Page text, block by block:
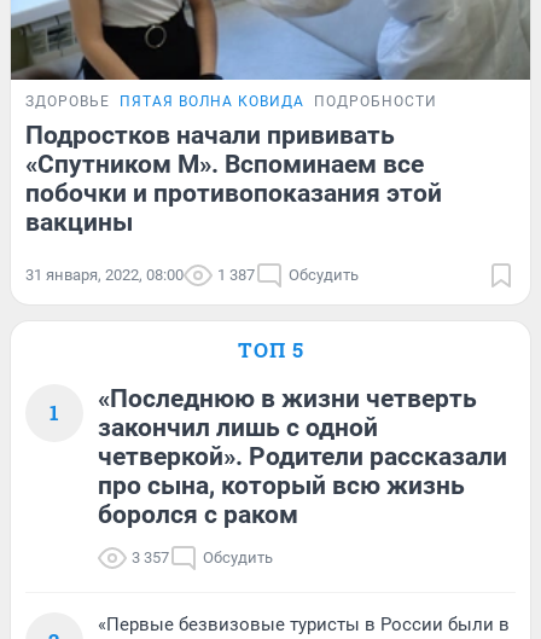
ЗДОРОВЬЕ ПЯТАЯ ВОЛНА КОВИДА ПОДРОБНОСТИ
Подростков начали прививать
«Спутником М». Вспоминаем все
побочки и противопоказания этой
вакцины
31 января, 2022, 08:00 1 387 Обсудить
ТОП 5
1
«Последнюю в жизни четверть
закончил лишь с одной
четверкой». Родители рассказали
про сына, который всю жизнь
боролся с раком
3 357 Обсудить
«Первые безвизовые туристы в России были в